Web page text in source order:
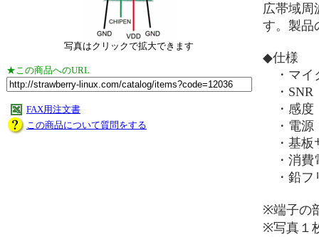
写真はクリックで拡大できます
★この商品へのURL
FAX用注文書
この商品について質問をする
広帯域周
す。製品
◆仕様
・マイ
・SNR
・感度
・電源
・基板
・消費
・鉛フ
※端子の
※写真１